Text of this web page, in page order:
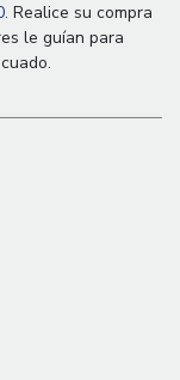
Realice su compra
le guían para